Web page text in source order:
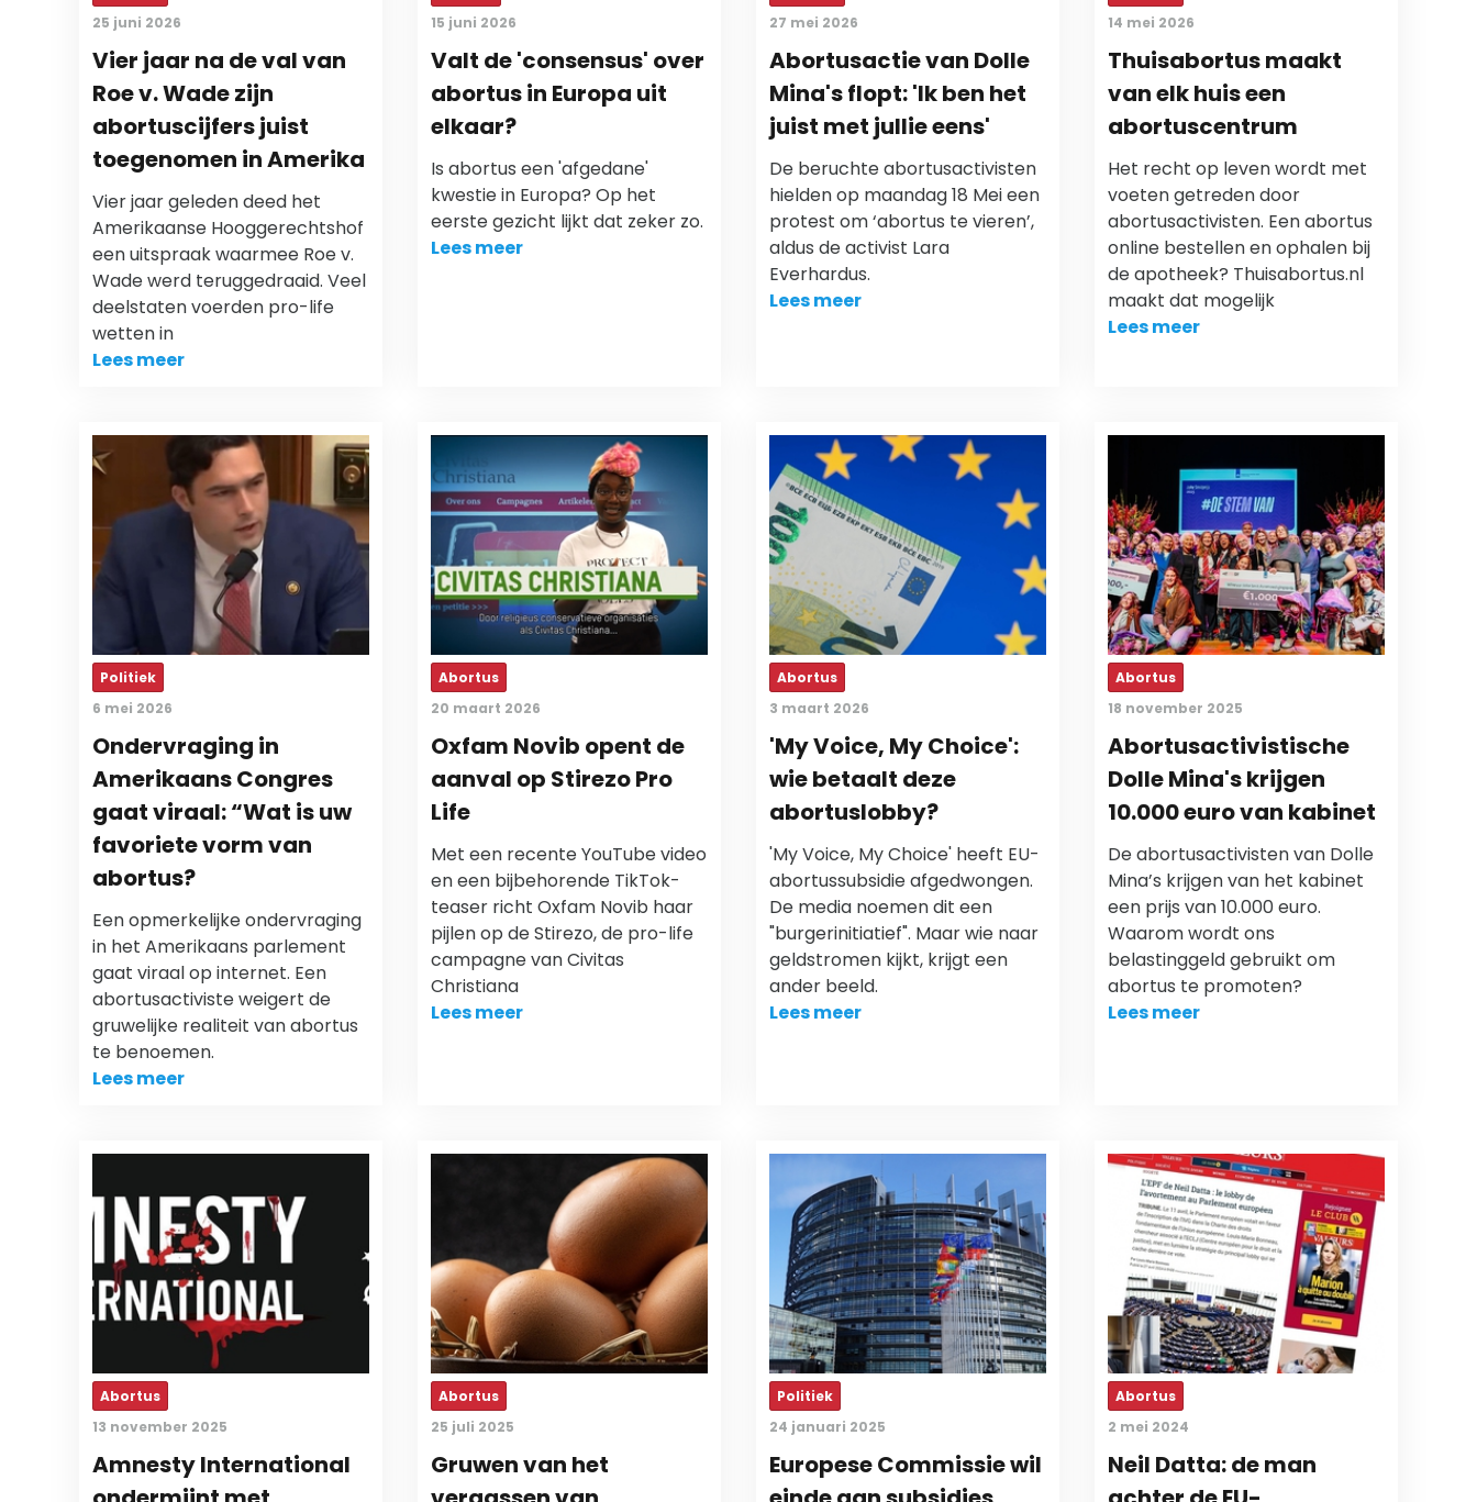
25 juni 2026
Vier jaar na de val van
Roe v. Wade zijn
abortuscijfers juist
toegenomen in Amerika
Vier jaar geleden deed het
Amerikaanse Hooggerechtshof
een uitspraak waarmee Roe v.
Wade werd teruggedraaid. Veel
deelstaten voerden pro-life
wetten in
Lees meer
15 juni 2026
Valt de 'consensus' over
abortus in Europa uit
elkaar?
Is abortus een 'afgedane'
kwestie in Europa? Op het
eerste gezicht lijkt dat zeker zo.
Lees meer
27 mei 2026
Abortusactie van Dolle
Mina's flopt: 'Ik ben het
juist met jullie eens'
De beruchte abortusactivisten
hielden op maandag 18 Mei een
protest om ‘abortus te vieren’,
aldus de activist Lara
Everhardus.
Lees meer
14 mei 2026
Thuisabortus maakt
van elk huis een
abortuscentrum
Het recht op leven wordt met
voeten getreden door
abortusactivisten. Een abortus
online bestellen en ophalen bij
de apotheek? Thuisabortus.nl
maakt dat mogelijk
Lees meer
Politiek
6 mei 2026
Ondervraging in
Amerikaans Congres
gaat viraal: “Wat is uw
favoriete vorm van
abortus?
Een opmerkelijke ondervraging
in het Amerikaans parlement
gaat viraal op internet. Een
abortusactiviste weigert de
gruwelijke realiteit van abortus
te benoemen.
Lees meer
Abortus
20 maart 2026
Oxfam Novib opent de
aanval op Stirezo Pro
Life
Met een recente YouTube video
en een bijbehorende TikTok-
teaser richt Oxfam Novib haar
pijlen op de Stirezo, de pro-life
campagne van Civitas
Christiana
Lees meer
Abortus
3 maart 2026
'My Voice, My Choice':
wie betaalt deze
abortuslobby?
'My Voice, My Choice' heeft EU-
abortussubsidie afgedwongen.
De media noemen dit een
"burgerinitiatief". Maar wie naar
geldstromen kijkt, krijgt een
ander beeld.
Lees meer
Abortus
18 november 2025
Abortusactivistische
Dolle Mina's krijgen
10.000 euro van kabinet
De abortusactivisten van Dolle
Mina’s krijgen van het kabinet
een prijs van 10.000 euro.
Waarom wordt ons
belastinggeld gebruikt om
abortus te promoten?
Lees meer
Abortus
13 november 2025
Amnesty International
Abortus
25 juli 2025
Gruwen van het
Politiek
24 januari 2025
Europese Commissie wil
Abortus
2 mei 2024
Neil Datta: de man